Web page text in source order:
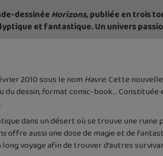
dessinéeHorizons,publiée en trois
et fantastique. Un univers
2010 sous le nomHavre. Cette
dessin, format comic-book… Constituée
dans un désert où se trouve une ruine
offre aussi une dose de magie et de
voyage afin de trouver d’autres